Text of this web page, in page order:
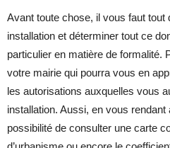
Avant toute chose, il vous faut tout
installation et déterminer tout ce
particulier en matière de formalité.
votre mairie qui pourra vous en
les autorisations auxquelles vous
installation. Aussi, en vous
possibilité de consulter une carte